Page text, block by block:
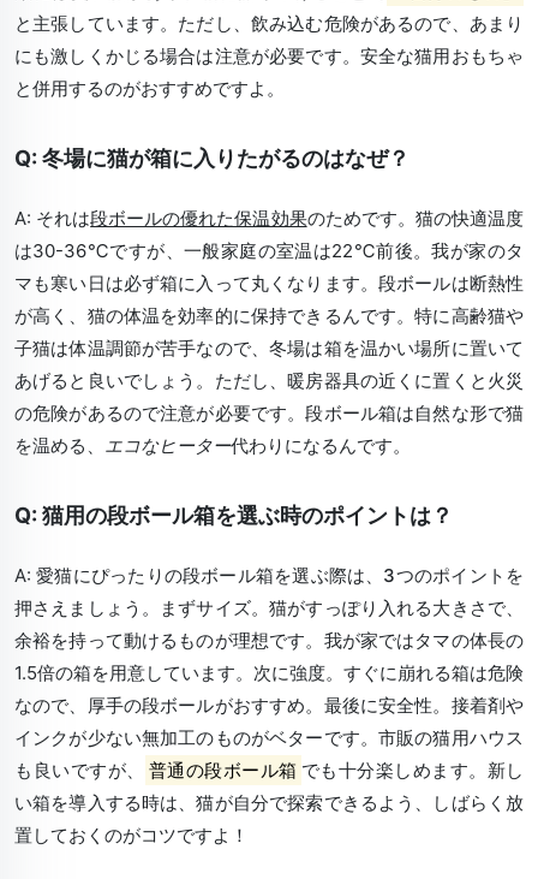
と主張しています。ただし、飲み込む危険があるので、あまり
にも激しくかじる場合は注意が必要です。安全な猫用おもちゃ
と併用するのがおすすめですよ。
Q: 冬場に猫が箱に入りたがるのはなぜ？
A: それは段ボールの優れた保温効果のためです。猫の快適温度
は30-36℃ですが、一般家庭の室温は22℃前後。我が家のタ
マも寒い日は必ず箱に入って丸くなります。段ボールは断熱性
が高く、猫の体温を効率的に保持できるんです。特に高齢猫や
子猫は体温調節が苦手なので、冬場は箱を温かい場所に置いて
あげると良いでしょう。ただし、暖房器具の近くに置くと火災
の危険があるので注意が必要です。段ボール箱は自然な形で猫
を温める、 エコなヒーター代わりになるんです。
Q: 猫用の段ボール箱を選ぶ時のポイントは？
A: 愛猫にぴったりの段ボール箱を選ぶ際は、 3つのポイント を
押さえましょう。まずサイズ。猫がすっぽり入れる大きさで、
余裕を持って動けるものが理想です。我が家ではタマの体長の
1.5倍の箱を用意しています。次に強度。すぐに崩れる箱は危険
なので、厚手の段ボールがおすすめ。最後に安全性。接着剤や
インクが少ない無加工のものがベターです。市販の猫用ハウス
も良いですが、
普通の段ボール箱 でも十分楽しめます。新し
い箱を導入する時は、猫が自分で探索できるよう、しばらく放
置しておくのがコツですよ！